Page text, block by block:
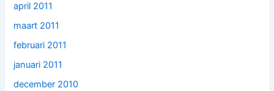
april 2011
maart 2011
februari 2011
januari 2011
december 2010